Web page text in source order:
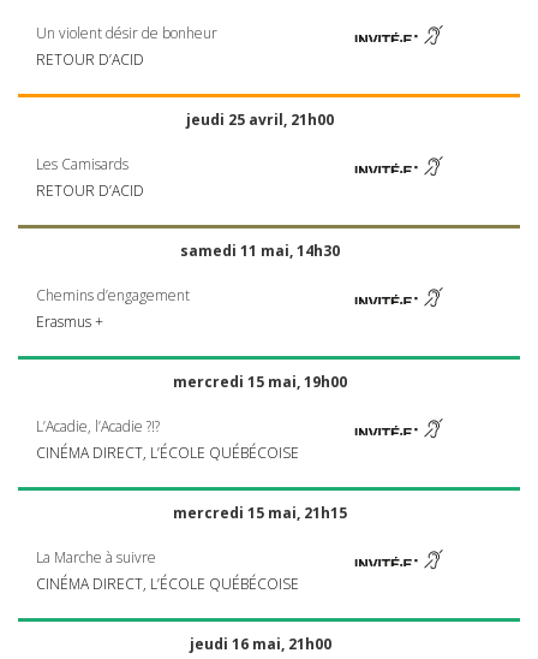
Un violent désir de bonheur
RETOUR D’ACID
jeudi 25 avril, 21h00
Les Camisards
RETOUR D’ACID
samedi 11 mai, 14h30
Chemins d’engagement
Erasmus +
mercredi 15 mai, 19h00
L’Acadie, l’Acadie ?!?
CINÉMA DIRECT, L’ÉCOLE QUÉBÉCOISE
mercredi 15 mai, 21h15
La Marche à suivre
CINÉMA DIRECT, L’ÉCOLE QUÉBÉCOISE
jeudi 16 mai, 21h00